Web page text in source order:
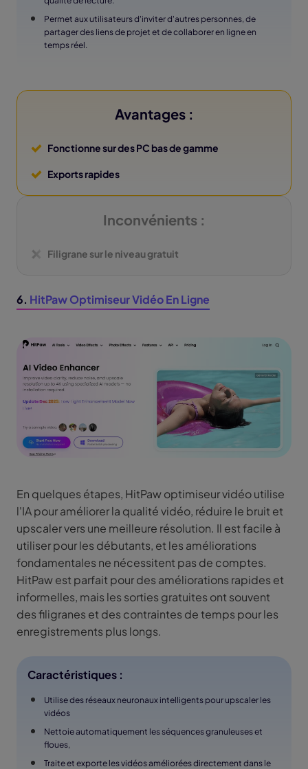
Permet aux utilisateurs d'inviter d'autres personnes, de
partager des liens de projet et de collaborer en ligne en
temps réel.
Avantages :
Fonctionne sur des PC bas de gamme
Exports rapides
Inconvénients :
Filigrane sur le niveau gratuit
6. HitPaw Optimiseur Vidéo En Ligne
En quelques étapes, HitPaw optimiseur vidéo utilise
l'IA pour améliorer la qualité vidéo, réduire le bruit et
upscaler vers une meilleure résolution. Il est facile à
utiliser pour les débutants, et les améliorations
fondamentales ne nécessitent pas de comptes.
HitPaw est parfait pour des améliorations rapides et
informelles, mais les sorties gratuites ont souvent
des filigranes et des contraintes de temps pour les
enregistrements plus longs.
Caractéristiques :
Utilise des réseaux neuronaux intelligents pour upscaler les
vidéos
Nettoie automatiquement les séquences granuleuses et
floues,
Traite et exporte les vidéos améliorées directement dans le